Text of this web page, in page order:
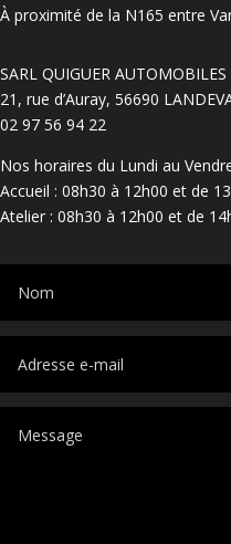
À proximité de la N165 entre
SARL QUIGUER AUTOMOBILES
21, rue d’Auray, 56690
02 97 56 94 22
Nos horaires du Lundi au
Accueil : 08h30 à 12h00 et de
Atelier : 08h30 à 12h00 et de